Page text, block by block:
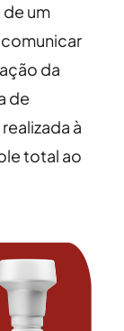
um
da
de
à
total ao